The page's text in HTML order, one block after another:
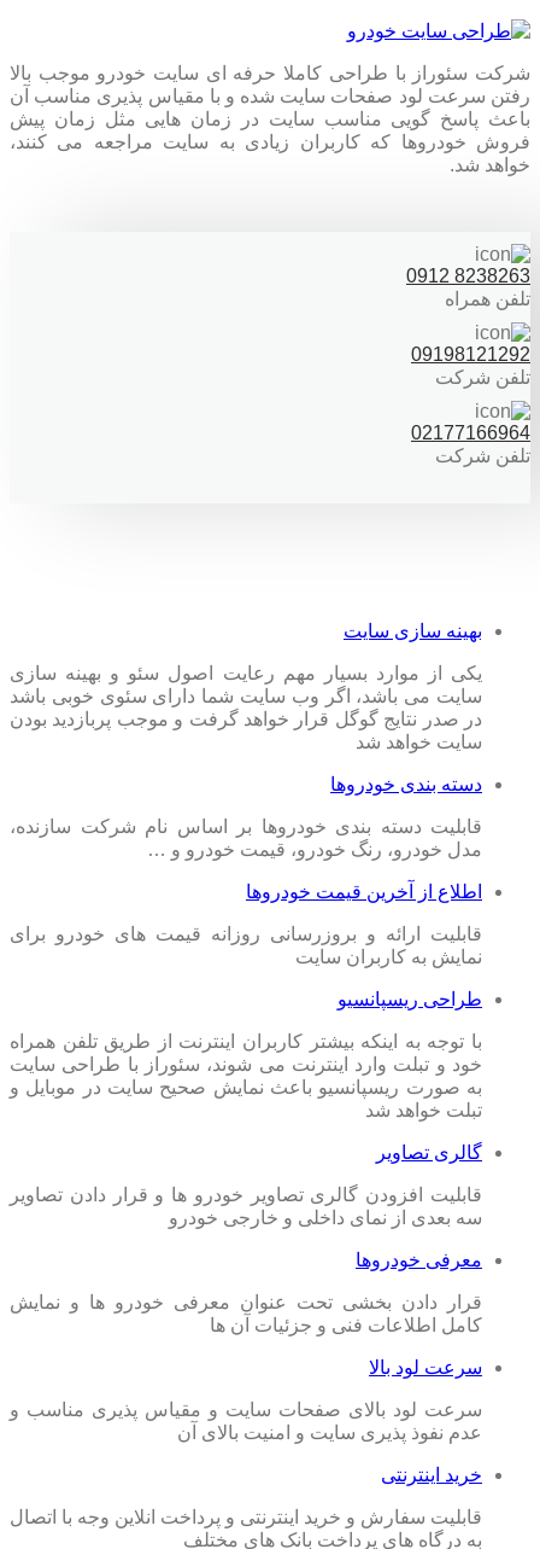
شرکت سئوراز با طراحی کاملا حرفه ای سایت خودرو موجب بالا
رفتن سرعت لود صفحات سایت شده و با مقیاس پذیری مناسب آن
باعث پاسخ گویی مناسب سایت در زمان هایی مثل زمان پیش
فروش خودروها که کاربران زیادی به سایت مراجعه می کنند،
خواهد شد.
8238263 0912
تلفن همراه
09198121292
تلفن شرکت
02177166964
تلفن شرکت
بهینه سازی سایت
یکی از موارد بسیار مهم رعایت اصول سئو و بهینه سازی
سایت می باشد، اگر وب سایت شما دارای سئوی خوبی باشد
در صدر نتایج گوگل قرار خواهد گرفت و موجب پربازدید بودن
سایت خواهد شد
دسته بندی خودروها
قابلیت دسته بندی خودروها بر اساس نام شرکت سازنده،
مدل خودرو، رنگ خودرو، قیمت خودرو و …
اطلاع از آخرین قیمت خودروها
قابلیت ارائه و بروزرسانی روزانه قیمت های خودرو برای
نمایش به کاربران سایت
طراحی ریسپانسیو
با توجه به اینکه بیشتر کاربران اینترنت از طریق تلفن همراه
خود و تبلت وارد اینترنت می شوند، سئوراز با طراحی سایت
به صورت ریسپانسیو باعث نمایش صحیح سایت در موبایل و
تبلت خواهد شد
گالری تصاویر
قابلیت افزودن گالری تصاویر خودرو ها و قرار دادن تصاویر
سه بعدی از نمای داخلی و خارجی خودرو
معرفی خودروها
قرار دادن بخشی تحت عنوان معرفی خودرو ها و نمایش
کامل اطلاعات فنی و جزئیات آن ها
سرعت لود بالا
سرعت لود بالای صفحات سایت و مقیاس پذیری مناسب و
عدم نفوذ پذیری سایت و امنیت بالای آن
خرید اینترنتی
قابلیت سفارش و خرید اینترنتی و پرداخت انلاین وجه با اتصال
به درگاه های پرداخت بانک های مختلف